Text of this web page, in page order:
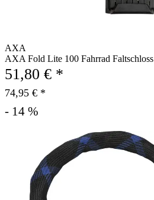
AXA
AXA Fold Lite 100 Fahrrad Faltschloss
51,80 € *
74,95 € *
- 14 %